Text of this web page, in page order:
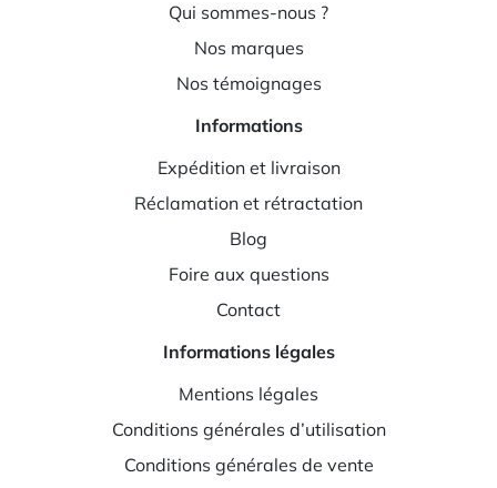
Qui sommes-nous ?
Nos marques
Nos témoignages
Informations
Expédition et livraison
Réclamation et rétractation
Blog
Foire aux questions
Contact
Informations légales
Mentions légales
Conditions générales d’utilisation
Conditions générales de vente